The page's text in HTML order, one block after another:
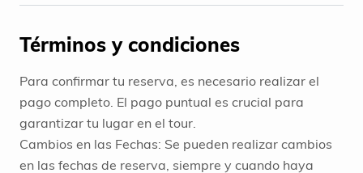
Términos y condiciones
Para confirmar tu reserva, es necesario realizar el
pago completo. El pago puntual es crucial para
garantizar tu lugar en el tour.
Cambios en las Fechas: Se pueden realizar cambios
en las fechas de reserva, siempre y cuando haya